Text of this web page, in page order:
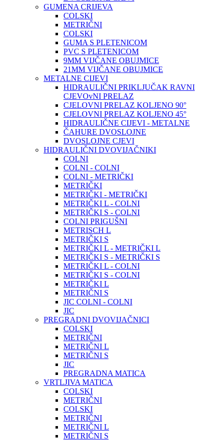
GUMENA CRIJEVA
COLSKI
METRIČNI
COLSKI
GUMA S PLETENICOM
PVC S PLETENICOM
9MM VIJČANE OBUJMICE
21MM VIJČANE OBUJMICE
METALNE CIJEVI
HIDRAULIČNI PRIKLJUČAK RAVNI
CJEVOvNI PRELAZ
CJELOVNI PRELAZ KOLJENO 90°
CJELOVNI PRELAZ KOLJENO 45°
HIDRAULIČNE CIJEVI - METALNE
ČAHURE DVOSLOJNE
DVOSLOJNE CJEVI
HIDRAULIČNI DVOVIJAČNIKI
COLNI
COLNI - COLNI
COLNI - METRIČKI
METRIČKI
METRIČKI - METRIČKI
METRIČKI L - COLNI
METRIČKI S - COLNI
COLNI PRIGUŠNI
METRISCH L
METRIČKI S
METRIČKI L - METRIČKI L
METRIČKI S - METRIČKI S
METRIČKI L - COLNI
METRIČKI S - COLNI
METRIČKI L
METRIČNI S
JIC COLNI - COLNI
JIC
PREGRADNI DVOVIJAČNICI
COLSKI
METRIČNI
METRIČNI L
METRIČNI S
JIC
PREGRADNA MATICA
VRTLJIVA MATICA
COLSKI
METRIČNI
COLSKI
METRIČNI
METRIČNI L
METRIČNI S